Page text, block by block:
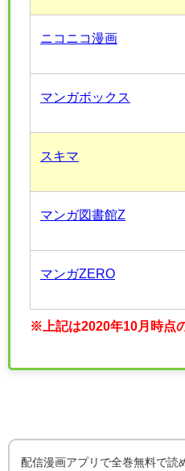
ニコニコ漫画
マンガボックス
スキマ
マンガ図書館Z
マンガZERO
※上記は2020年10月時点
配信漫画アプリで全巻無料で読